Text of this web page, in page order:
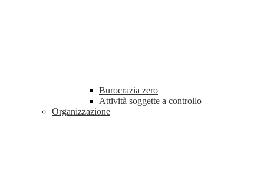
Burocrazia zero
Attività soggette a controllo
Organizzazione